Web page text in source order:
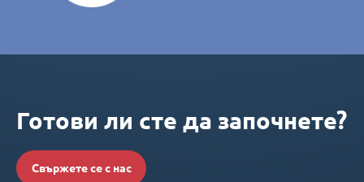
Готови ли сте да започнете?
Свържете се с нас